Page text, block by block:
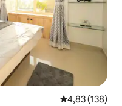
4,83 ud af 5 i
4,83 (138)